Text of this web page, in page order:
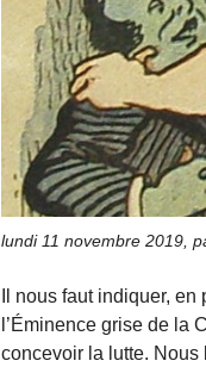
lundi 11 novembre 2019
Il nous faut indiquer,
l’Éminence grise de la
concevoir la lutte. Nous